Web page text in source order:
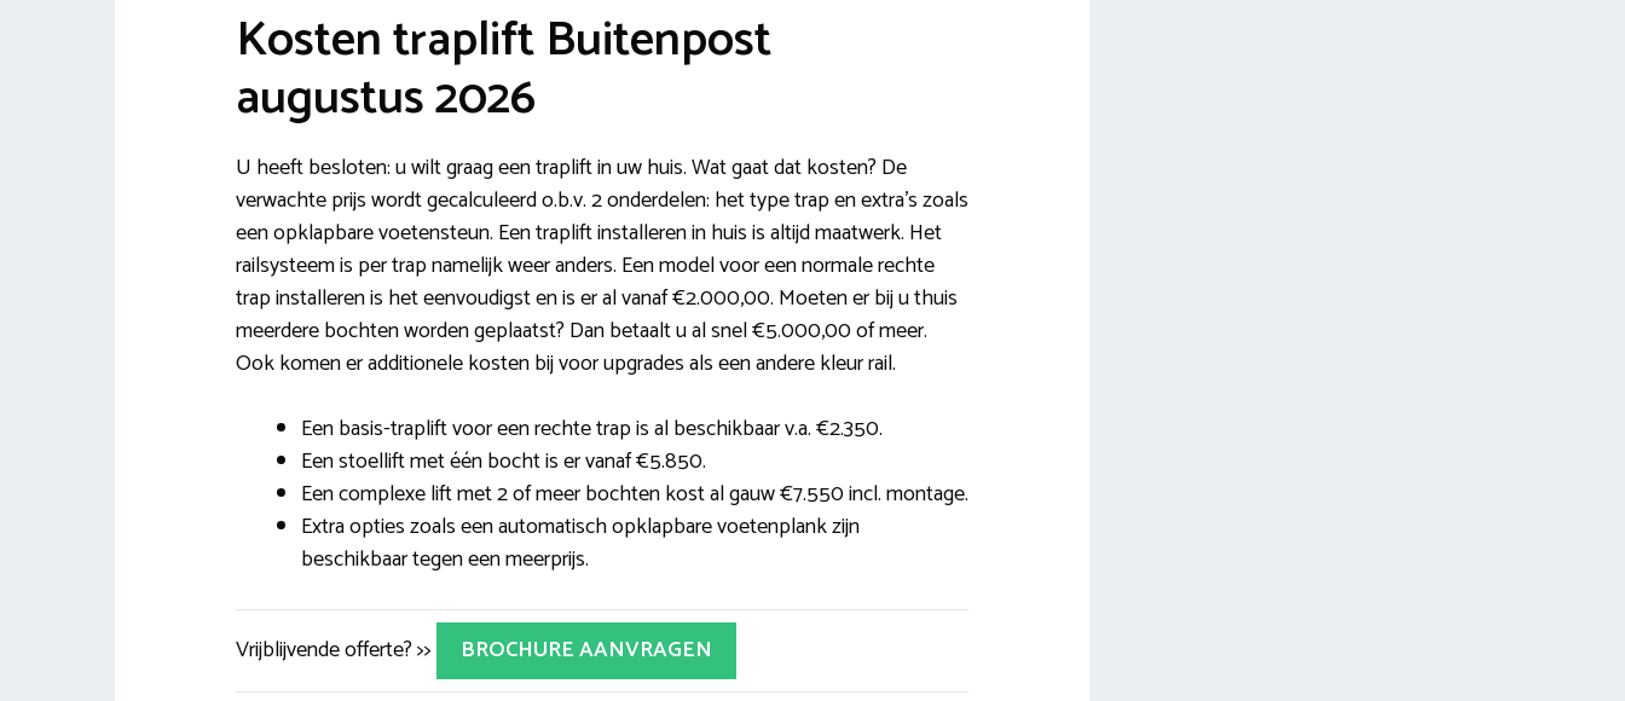
Kosten traplift Buitenpost
augustus 2026
U heeft besloten: u wilt graag een traplift in uw huis. Wat gaat dat kosten? De
verwachte prijs wordt gecalculeerd o.b.v. 2 onderdelen: het type trap en extra’s zoals
een opklapbare voetensteun. Een traplift installeren in huis is altijd maatwerk. Het
railsysteem is per trap namelijk weer anders. Een model voor een normale rechte
trap installeren is het eenvoudigst en is er al vanaf €2.000,00. Moeten er bij u thuis
meerdere bochten worden geplaatst? Dan betaalt u al snel €5.000,00 of meer.
Ook komen er additionele kosten bij voor upgrades als een andere kleur rail.
Een basis-traplift voor een rechte trap is al beschikbaar v.a. €2.350.
Een stoellift met één bocht is er vanaf €5.850.
Een complexe lift met 2 of meer bochten kost al gauw €7.550 incl. montage.
Extra opties zoals een automatisch opklapbare voetenplank zijn
beschikbaar tegen een meerprijs.
Vrijblijvende offerte? >>
BROCHURE AANVRAGEN